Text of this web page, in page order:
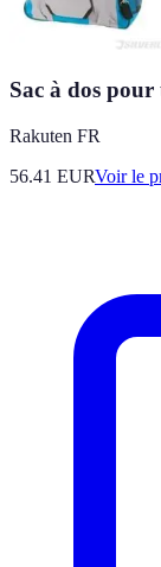
Sac à dos
Rakuten FR
56.41 EURVoir le